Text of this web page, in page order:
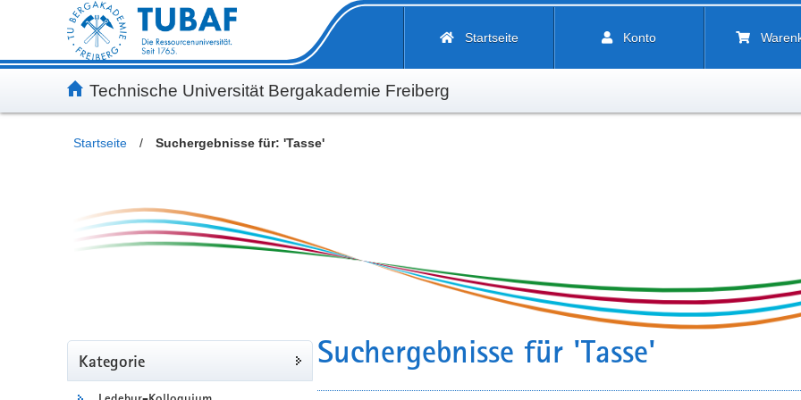
Inhalt
Kundenmenü
Suche
Servicemenü
Startseite Konto
Technische Universität Bergakademie Freiberg
Startseite / Suchergebnisse für: 'Tasse'
Kategorie Suchergebnisse für 'Tasse'